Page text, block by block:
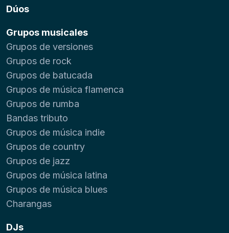
Dúos
Grupos musicales
Grupos de versiones
Grupos de rock
Grupos de batucada
Grupos de música flamenca
Grupos de rumba
Bandas tributo
Grupos de música indie
Grupos de country
Grupos de jazz
Grupos de música latina
Grupos de música blues
Charangas
DJs